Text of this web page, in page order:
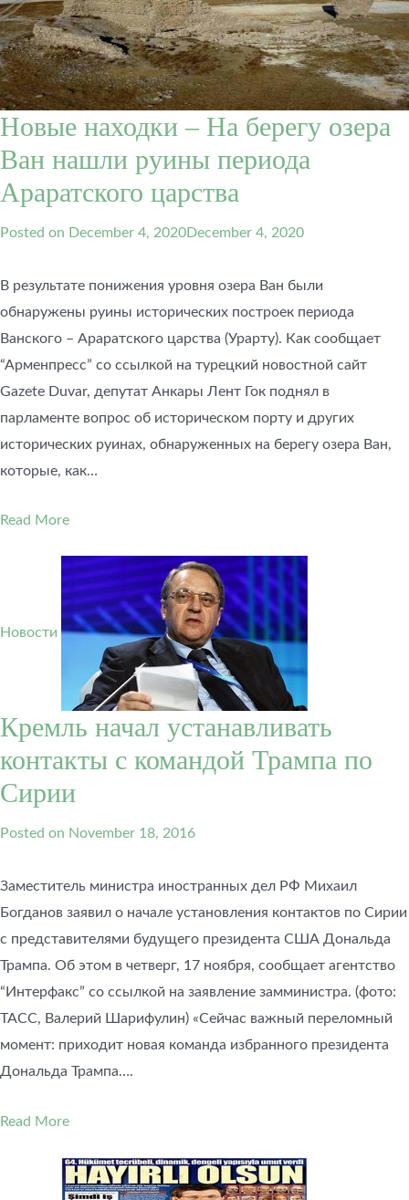
Новые находки – На берегу озера
Ван нашли руины периода
Араратского царства
Posted on December 4, 2020December 4, 2020
В результате понижения уровня озера Ван были
обнаружены руины исторических построек периода
Ванского – Араратского царства (Урарту). Как сообщает
“Арменпресс” со ссылкой на турецкий новостной сайт
Gazete Duvar, депутат Анкары Лент Гок поднял в
парламенте вопрос об историческом порту и других
исторических руинах, обнаруженных на берегу озера Ван,
которые, как…
Read More
Новости
Кремль начал устанавливать
контакты с командой Трампа по
Сирии
Posted on November 18, 2016
Заместитель министра иностранных дел РФ Михаил
Богданов заявил о начале установления контактов по Сирии
с представителями будущего президента США Дональда
Трампа. Об этом в четверг, 17 ноября, сообщает агентство
“Интерфакс” со ссылкой на заявление замминистра. (фото:
ТАСС, Валерий Шарифулин) «Сейчас важный переломный
момент: приходит новая команда избранного президента
Дональда Трампа….
Read More